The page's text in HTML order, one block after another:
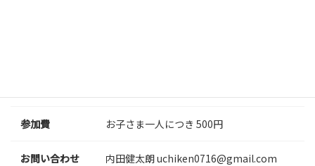
参加費 お子さま一人につき 500円
お問い合わせ 内田健太朗uchiken0716@gmail.com